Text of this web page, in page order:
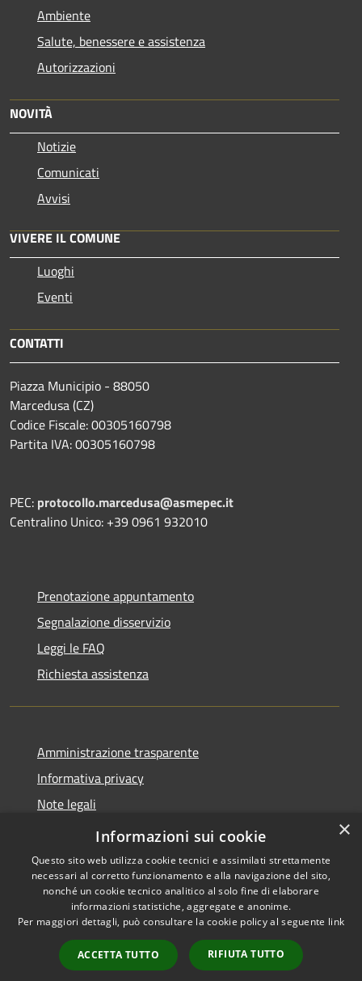
Ambiente
Salute, benessere e assistenza
Autorizzazioni
NOVITÀ
Notizie
Comunicati
Avvisi
VIVERE IL COMUNE
Luoghi
Eventi
CONTATTI
Piazza Municipio - 88050
Marcedusa (CZ)
Codice Fiscale: 00305160798
Partita IVA: 00305160798
PEC: protocollo.marcedusa@asmepec.it
Centralino Unico: +39 0961 932010
Prenotazione appuntamento
Segnalazione disservizio
Leggi le FAQ
Richiesta assistenza
Amministrazione trasparente
Informativa privacy
Note legali
Dichiarazione di accessibilità
Accessibilità
Copyright © 2026 • Comune di
Marcedusa • Powered by
Municipium•
Accesso
redazione
×
Informazioni sui cookie
Questo sito web utilizza cookie tecnici e assimilati strettamente
necessari al corretto funzionamento e alla navigazione del sito,
nonché un cookie tecnico analitico al solo fine di elaborare
informazioni statistiche, aggregate e anonime.
Per maggiori dettagli, può consultare la cookie policy al seguente link
ACCETTA TUTTO RIFIUTA TUTTO